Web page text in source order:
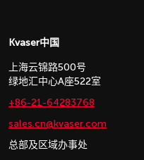
Kvaser中国
上海云锦路500号
绿地汇中心A座522室
+86-21-64283768
sales.cn@kvaser.com
总部及区域办事处